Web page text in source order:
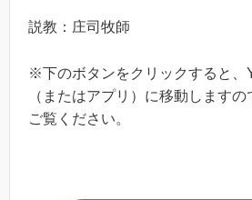
説教：庄司牧師
※下のボタンをクリックすると、
（またはアプリ）に移動します
ご覧ください。